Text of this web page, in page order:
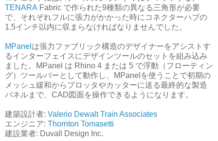
TENARA Fabric で作られた9種類の異なる三角形が必要
で、それぞれフルに張力がかかった時にコネクターハブの
1.5インチ以内に収まらなければなりませんでした。
MPanel は張力ファブリック構造のデザイナーをアシストす
るインターフェイスにデザインツールのセットを組み込み
ました。MPanel は Rhino 4 または 5 で浮動（フローティン
グ）ツールバーとして動作し、MPanelを使うことで初期の
メッシュ緩和からプロッタやカッターに送る最終的な製造
パネルまで、CAD図面を操作できるようになります。
建築設計者: Valerio Dewalt Train Associates
エンジニア: Thornton Tomasetti
建設業者: Duvall Design Inc.